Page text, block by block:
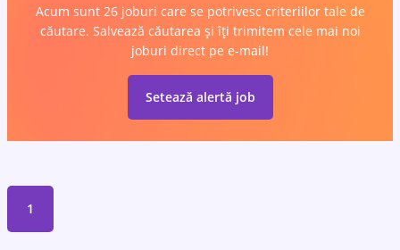
Acum sunt 26 joburi care se potrivesc criteriilor tale de
căutare. Salvează căutarea și îți trimitem cele mai noi
joburi direct pe e-mail!
Setează alertă job
1